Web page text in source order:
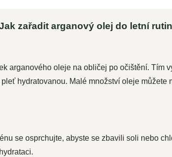
zařadit arganový olej do letní
arganového oleje na obličej po očištění. Tím
hydratovanou. Malé množství oleje můžete
se osprchujte, abyste se zbavili soli nebo